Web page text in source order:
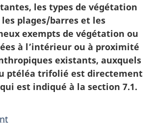
les types de végétation
plages/barres et les
exempts de végétation ou
à l’intérieur ou à proximité
existants, auxquels
ptéléa trifolié est directement
est indiqué à la section 7.1.